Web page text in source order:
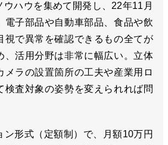
ハウを集めて開発し、22年11月
電子部品や自動車部品、食品や飲
視で異常を確認できるもの全てが
、活用分野は非常に幅広い。立体
メラの設置箇所の工夫や産業用ロ
検査対象の姿勢を変えられれば問
形式（定額制）で、月額10万円